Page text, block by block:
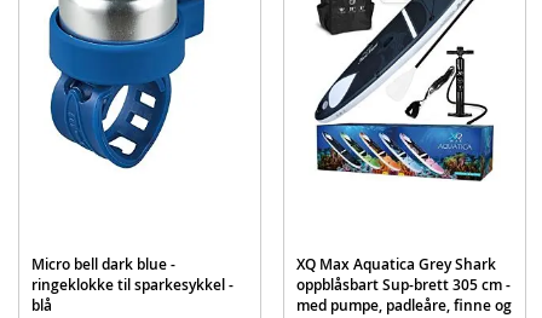
Produktdetaljer
Modell
Merke
Micro bell dark blue -
ringeklokke til sparkesykkel -
blå
XQ Max Aquatica Grey Shark
oppblåsbart Sup-brett 305 cm -
med pumpe, padleåre, finne og